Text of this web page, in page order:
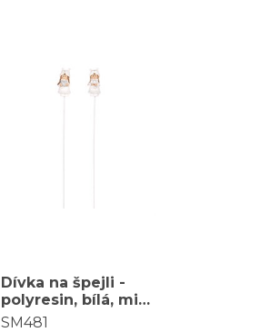
Dívka na špejli -
polyresin, bílá, mix
2 druhů, cena za 1
SM481